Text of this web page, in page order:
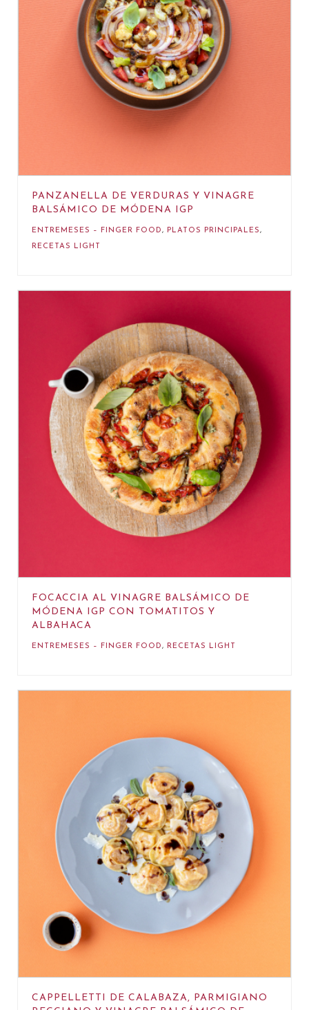
PANZANELLA DE VERDURAS Y VINAGRE
BALSÁMICO DE MÓDENA IGP
ENTREMESES – FINGER FOOD, PLATOS PRINCIPALES,
RECETAS LIGHT
FOCACCIA AL VINAGRE BALSÁMICO DE
MÓDENA IGP CON TOMATITOS Y
ALBAHACA
ENTREMESES – FINGER FOOD, RECETAS LIGHT
CAPPELLETTI DE CALABAZA, PARMIGIANO